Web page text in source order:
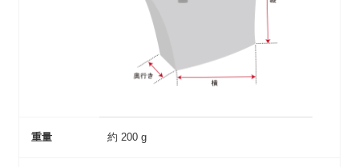
重量 約 200 g